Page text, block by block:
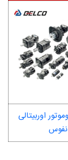
اوربیتالی